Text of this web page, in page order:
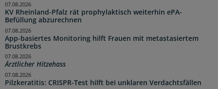
KV Rheinland-Pfalz rät prophylaktisch weiterhin ePA-
Befüllung abzurechnen
07.08.2026
App-basiertes Monitoring hilft Frauen mit metastasiertem
Brustkrebs
07.08.2026
Ärztlicher Hitzehass
07.08.2026
Pilzkeratitis: CRISPR-Test hilft bei unklaren Verdachtsfällen
07.08.2026